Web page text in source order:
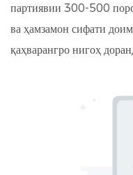
партиявии 300-500
ва ҳамзамон сифати
қаҳварангро нигоҳ